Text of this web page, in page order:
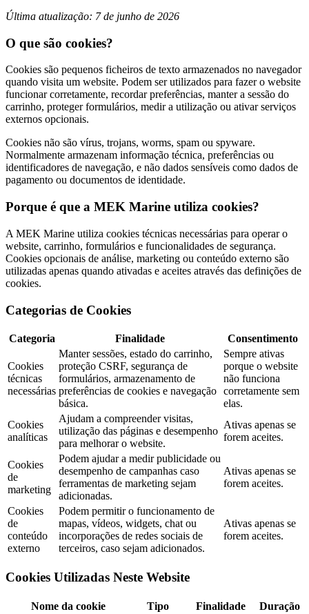
Última atualização: 7 de junho de 2026
O que são cookies?
Cookies são pequenos ficheiros de texto armazenados no navegador
quando visita um website. Podem ser utilizados para fazer o website
funcionar corretamente, recordar preferências, manter a sessão do
carrinho, proteger formulários, medir a utilização ou ativar serviços
externos opcionais.
Cookies não são vírus, trojans, worms, spam ou spyware.
Normalmente armazenam informação técnica, preferências ou
identificadores de navegação, e não dados sensíveis como dados de
pagamento ou documentos de identidade.
Porque é que a MEK Marine utiliza cookies?
A MEK Marine utiliza cookies técnicas necessárias para operar o
website, carrinho, formulários e funcionalidades de segurança.
Cookies opcionais de análise, marketing ou conteúdo externo são
utilizadas apenas quando ativadas e aceites através das definições de
cookies.
Categorias de Cookies
Categoria Finalidade Consentimento
Cookies
técnicas
necessárias
Manter sessões, estado do carrinho,
proteção CSRF, segurança de
formulários, armazenamento de
preferências de cookies e navegação
básica.
Sempre ativas
porque o website
não funciona
corretamente sem
elas.
Cookies
analíticas
Ajudam a compreender visitas,
utilização das páginas e desempenho
para melhorar o website.
Ativas apenas se
forem aceites.
Cookies
de
marketing
Podem ajudar a medir publicidade ou
desempenho de campanhas caso
ferramentas de marketing sejam
adicionadas.
Ativas apenas se
forem aceites.
Cookies
de
conteúdo
externo
Podem permitir o funcionamento de
mapas, vídeos, widgets, chat ou
incorporações de redes sociais de
terceiros, caso sejam adicionados.
Ativas apenas se
forem aceites.
Cookies Utilizadas Neste Website
Nome da cookie Tipo Finalidade Duração